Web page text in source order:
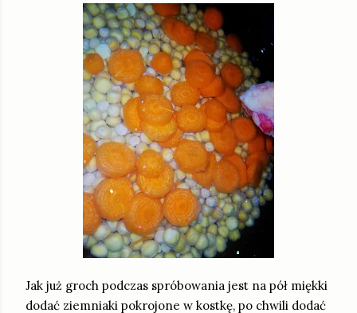
Jak już groch podczas spróbowania jest na pół miękki
dodać ziemniaki pokrojone w kostkę, po chwili dodać